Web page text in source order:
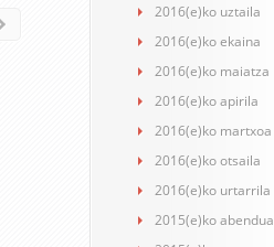
2016(e)ko uztaila
2016(e)ko ekaina
2016(e)ko maiatza
2016(e)ko apirila
2016(e)ko martxoa
2016(e)ko otsaila
2016(e)ko urtarrila
2015(e)ko abendua